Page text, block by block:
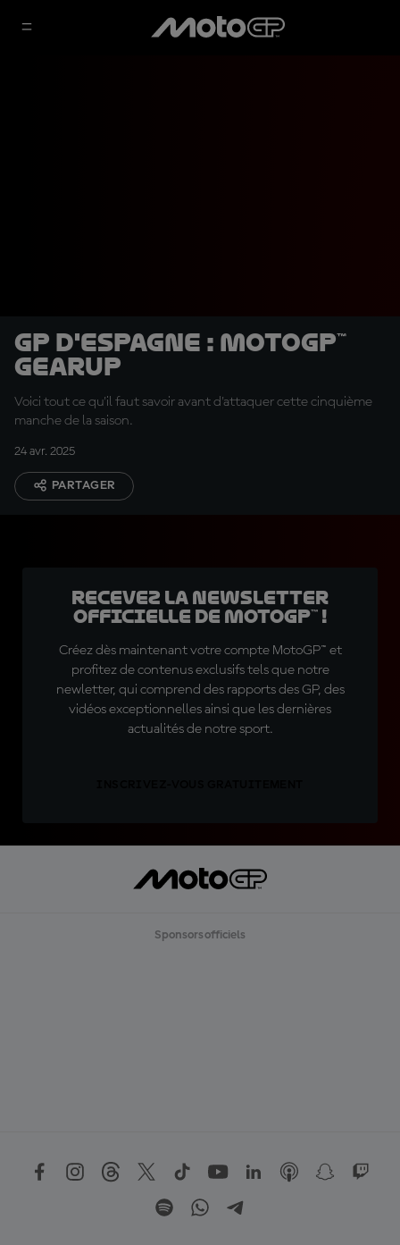
GP d'Espagne : MotoGP™
GearUP
Voici tout ce qu'il faut savoir avant d'attaquer cette cinquième
manche de la saison.
24 avr. 2025
PARTAGER
Recevez la Newsletter
officielle de MotoGP™ !
Créez dès maintenant votre compte MotoGP™ et
profitez de contenus exclusifs tels que notre
newletter, qui comprend des rapports des GP, des
vidéos exceptionnelles ainsi que les dernières
actualités de notre sport.
Sponsors officiels